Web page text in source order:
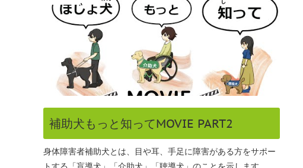
補助犬もっと知ってMOVIE PART2
身体障害者補助犬とは、目や耳、手足に障害がある方をサポー